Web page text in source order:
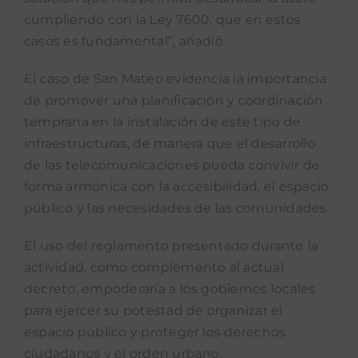
cumpliendo con la Ley 7600, que en estos
casos es fundamental”, añadió.
El caso de San Mateo evidencia la importancia
de promover una planificación y coordinación
temprana en la instalación de este tipo de
infraestructuras, de manera que el desarrollo
de las telecomunicaciones pueda convivir de
forma armónica con la accesibilidad, el espacio
público y las necesidades de las comunidades.
El uso del reglamento presentado durante la
actividad, como complemento al actual
decreto, empoderaría a los gobiernos locales
para ejercer su potestad de organizar el
espacio público y proteger los derechos
ciudadanos y el orden urbano.